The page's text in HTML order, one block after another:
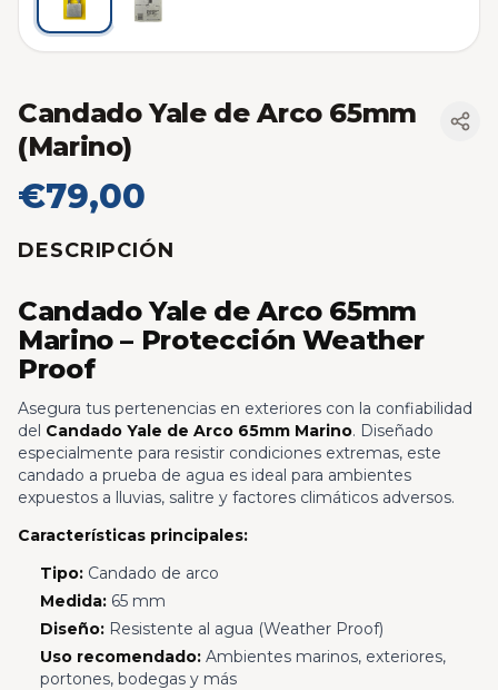
Candado Yale de Arco 65mm
(Marino)
€79,00
DESCRIPCIÓN
Candado Yale de Arco 65mm
Marino – Protección Weather
Proof
Asegura tus pertenencias en exteriores con la confiabilidad
del Candado Yale de Arco 65mm Marino. Diseñado
especialmente para resistir condiciones extremas, este
candado a prueba de agua es ideal para ambientes
expuestos a lluvias, salitre y factores climáticos adversos.
Características principales:
Tipo:Candado de arco
Medida:65 mm
Diseño:Resistente al agua (Weather Proof)
Uso recomendado:Ambientes marinos, exteriores,
portones, bodegas y más